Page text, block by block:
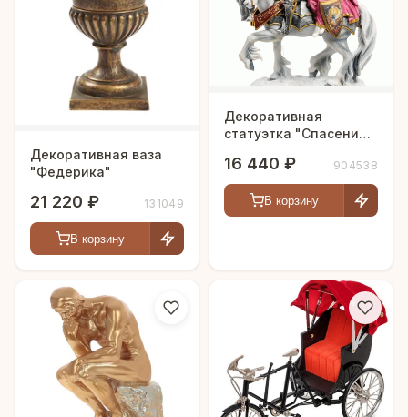
Декоративная ваза
"Федерика"
21 220 ₽ 131049
В корзину
Декоративная
статуэтка "Спасение
16 440 ₽ 904538
В корзину